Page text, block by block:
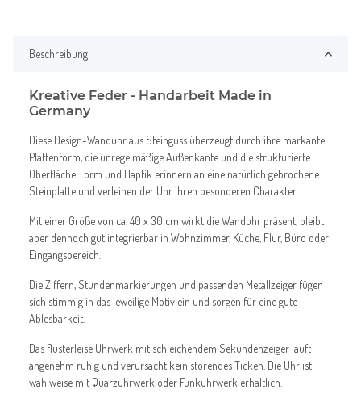
Beschreibung
Kreative Feder - Handarbeit Made in
Germany
Diese Design-Wanduhr aus Steinguss überzeugt durch ihre markante
Plattenform, die unregelmäßige Außenkante und die strukturierte
Oberfläche. Form und Haptik erinnern an eine natürlich gebrochene
Steinplatte und verleihen der Uhr ihren besonderen Charakter.
Mit einer Größe von ca. 40 x 30 cm wirkt die Wanduhr präsent, bleibt
aber dennoch gut integrierbar in Wohnzimmer, Küche, Flur, Büro oder
Eingangsbereich.
Die Ziffern, Stundenmarkierungen und passenden Metallzeiger fügen
sich stimmig in das jeweilige Motiv ein und sorgen für eine gute
Ablesbarkeit.
Das flüsterleise Uhrwerk mit schleichendem Sekundenzeiger läuft
angenehm ruhig und verursacht kein störendes Ticken. Die Uhr ist
wahlweise mit Quarzuhrwerk oder Funkuhrwerk erhältlich.